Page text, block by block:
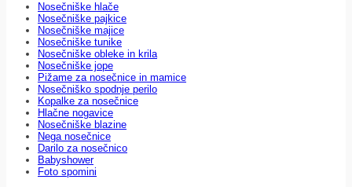
Nosečniške hlače
Nosečniške pajkice
Nosečniške majice
Nosečniške tunike
Nosečniške obleke in krila
Nosečniške jope
Pižame za nosečnice in mamice
Nosečniško spodnje perilo
Kopalke za nosečnice
Hlačne nogavice
Nosečniške blazine
Nega nosečnice
Darilo za nosečnico
Babyshower
Foto spomini